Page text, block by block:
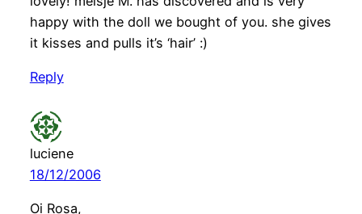
happy with the doll we bought of you. she gives
it kisses and pulls it’s ‘hair’ :)
Reply
luciene
18/12/2006
Oi Rosa,